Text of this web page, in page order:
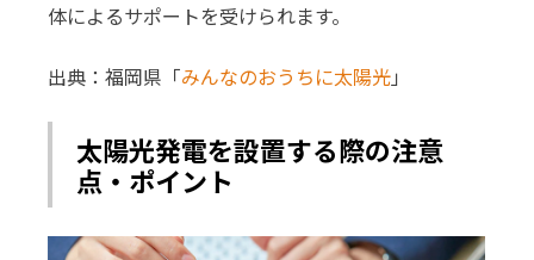
体によるサポートを受けられます。
出典：福岡県「みんなのおうちに太陽光」
太陽光発電を設置する際の注意
点・ポイント